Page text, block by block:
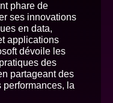
phare de
ses innovations
en data,
applications
dévoile les
des
partageant des
la